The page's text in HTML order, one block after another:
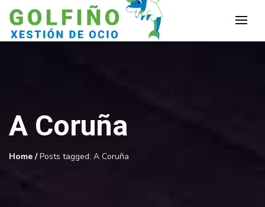
A Coruña
Home /Posts tagged: A Coruña